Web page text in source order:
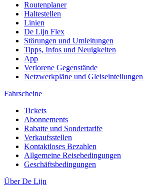
Routenplaner
Haltestellen
Linien
De Lijn Flex
Störungen und Umleitungen
Tipps, Infos und Neuigkeiten
App
Verlorene Gegenstände
Netzwerkpläne und Gleiseinteilungen
Fahrscheine
Tickets
Abonnements
Rabatte und Sondertarife
Verkaufsstellen
Kontaktloses Bezahlen
Allgemeine Reisebedingungen
Geschäftsbedingungen
Über De Lijn